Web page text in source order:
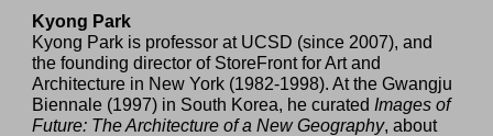
Kyong Park
Kyong Park is professor at UCSD (since 2007), and
the founding director of StoreFront for Art and
Architecture in New York (1982-1998). At the Gwangju
Biennale (1997) in South Korea, he curated Images of
Future: The Architecture of a New Geography, about